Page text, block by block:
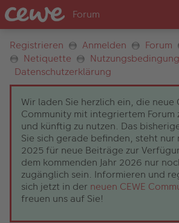
Registrieren Anmelden Forum
Netiquette
Datenschutzerklärung
Wir laden Sie herzlich ein, die neue
Community mit integriertem Forum
und künftig zu nutzen. Das
Sie sich gerade befinden, steht nur
2025 für neue Beiträge zur
dem kommenden Jahr 2026 nur
zugänglich sein. Informieren und
sich jetzt in der neuen CEWE
freuen uns auf Sie!